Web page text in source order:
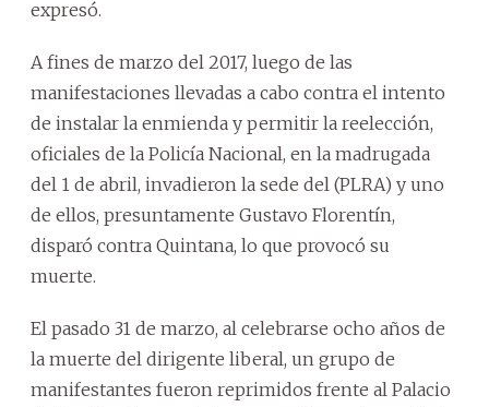
expresó.
A fines de marzo del 2017, luego de las
manifestaciones llevadas a cabo contra el intento
de instalar la enmienda y permitir la reelección,
oficiales de la Policía Nacional, en la madrugada
del 1 de abril, invadieron la sede del (PLRA) y uno
de ellos, presuntamente Gustavo Florentín,
disparó contra Quintana, lo que provocó su
muerte.
El pasado 31 de marzo, al celebrarse ocho años de
la muerte del dirigente liberal, un grupo de
manifestantes fueron reprimidos frente al Palacio